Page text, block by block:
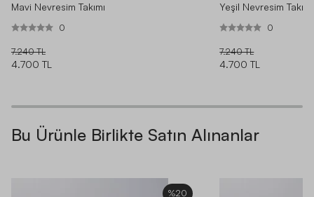
Mavi Nevresim Takımı
0
7.240 TL
4.700 TL
Yeşil Nevresim Takımı
0
7.240 TL
4.700 TL
Bu Ürünle Birlikte Satın Alınanlar
%20